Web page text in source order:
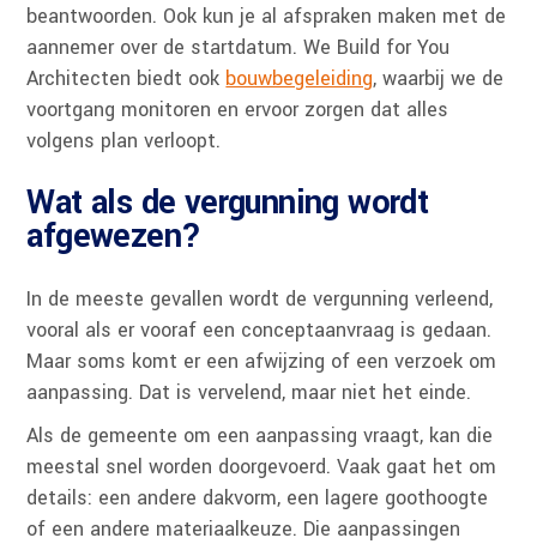
beantwoorden. Ook kun je al afspraken maken met de
aannemer over de startdatum. We Build for You
Architecten biedt ook bouwbegeleiding, waarbij we de
voortgang monitoren en ervoor zorgen dat alles
volgens plan verloopt.
Wat als de vergunning wordt
afgewezen?
In de meeste gevallen wordt de vergunning verleend,
vooral als er vooraf een conceptaanvraag is gedaan.
Maar soms komt er een afwijzing of een verzoek om
aanpassing. Dat is vervelend, maar niet het einde.
Als de gemeente om een aanpassing vraagt, kan die
meestal snel worden doorgevoerd. Vaak gaat het om
details: een andere dakvorm, een lagere goothoogte
of een andere materiaalkeuze. Die aanpassingen